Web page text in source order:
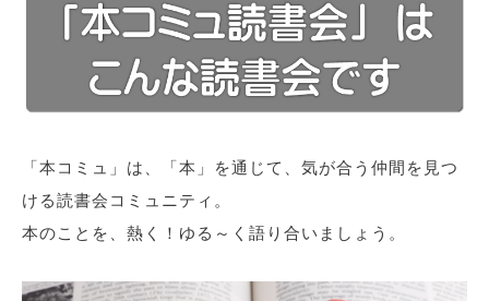
「本コミュ」は、「本」を通じて、気が合う仲間を見つ
ける読書会コミュニティ。
本のことを、熱く！ゆる～く語り合いましょう。